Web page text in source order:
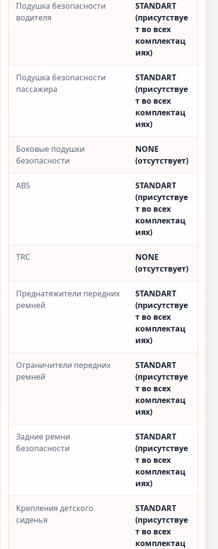
Подушка безопасности
водителя
STANDART
(присутствуе
т во всех
комплектац
иях)
Подушка безопасности
пассажира
STANDART
(присутствуе
т во всех
комплектац
иях)
Боковые подушки
безопасности
NONE
(отсутствует)
ABS
STANDART
(присутствуе
т во всех
комплектац
иях)
TRC
NONE
(отсутствует)
Преднатяжители передних
ремней
STANDART
(присутствуе
т во всех
комплектац
иях)
Ограничители передних
ремней
STANDART
(присутствуе
т во всех
комплектац
иях)
Задние ремни
безопасности
STANDART
(присутствуе
т во всех
комплектац
иях)
Крепления детского
сиденья
STANDART
(присутствуе
т во всех
комплектац